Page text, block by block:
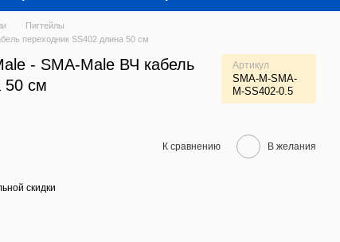
Пигтейлы
переходник SS402 длина 50 см
- SMA-Male ВЧ кабель
50 см
Артикул
SMA-M-SMA-
M-SS402-0.5
К сравнению В желания
скидки